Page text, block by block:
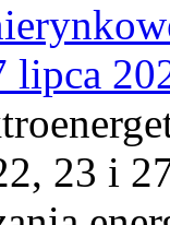
lipca
23 i